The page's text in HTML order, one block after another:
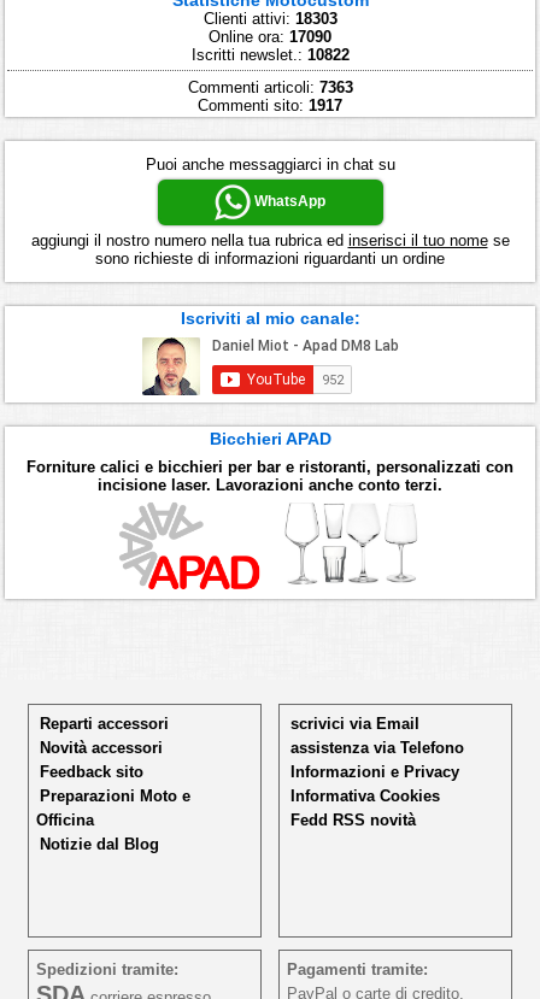
Clienti attivi: 18303
Online ora: 17090
Iscritti newslet.: 10822
Commenti articoli: 7363
Commenti sito: 1917
Puoi anche messaggiarci in chat su
WhatsApp
aggiungi il nostro numero nella tua rubrica ed inserisci il tuo nomese
sono richieste di informazioni riguardanti un ordine
Iscriviti al mio canale:
Bicchieri APAD
Forniture calici e bicchieri per bar e ristoranti, personalizzati con
incisione laser. Lavorazioni anche conto terzi.
Reparti accessori
Novità accessori
Feedback sito
Preparazioni Moto e
Officina
Notizie dal Blog
scrivici via Email
assistenza via Telefono
Informazioni e Privacy
Informativa Cookies
Fedd RSS novità
Spedizioni tramite:
Pagamenti tramite:
PayPal o carte di credito,